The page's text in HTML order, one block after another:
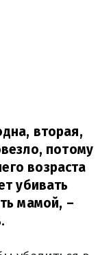
вторая,
потому
возраста
убивать
мамой, –